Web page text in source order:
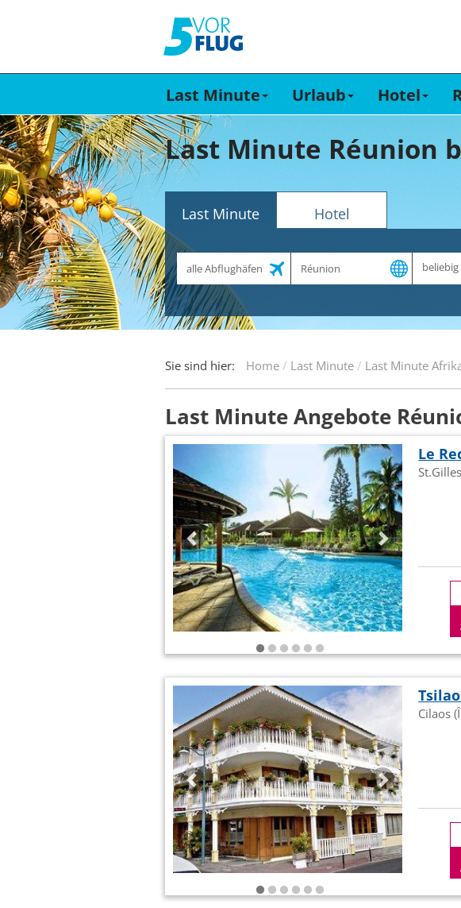
Last Minute Urlaub Hotel
Last Minute Réunion
Last Minute Hotel
Abflughafen
Zeitraum
beliebig
Sie sind hier: Home Last Minute Last Minute
Last Minute Angebote
Le
Cilaos